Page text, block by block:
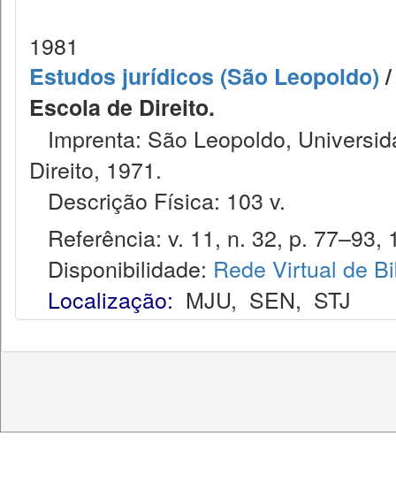
1981
Estudos jurídicos (São Leopoldo)
Escola de Direito.
Imprenta: São Leopoldo,
Direito, 1971.
Descrição Física: 103 v.
Referência: v. 11, n. 32, p. 77–93,
Disponibilidade: Rede Virtual de
Localização: MJU, SEN, STJ